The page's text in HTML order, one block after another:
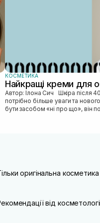
КОСМЕТИКА
Найкращі креми для
Автор: Ілона Сич Шкіра після 40 досі красива та молода, просто їй
потрібно більше уваги та
бути засобом «ні про що», він
оригінальна косметика
від